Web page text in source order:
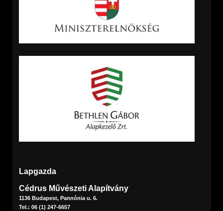
Lapgazda
Cédrus Művészeti Alapítvány
1136 Budapest, Pannónia u. 6.
Tel.: 06 (1) 247-6657